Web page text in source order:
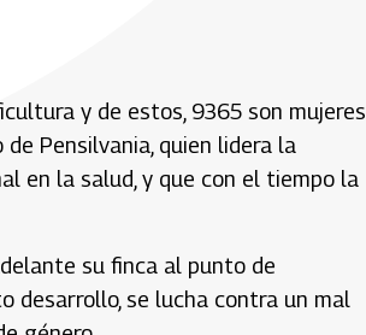
y de estos, 9365 son mujeres
Pensilvania, quien lidera la
en la salud, y que con el tiempo la
su finca al punto de
desarrollo, se lucha contra un mal